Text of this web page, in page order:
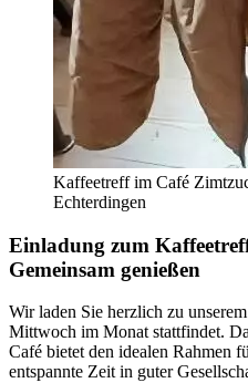
Kaffeetreff im Café
Echterdingen
Einladung zum
Gemeinsam genießen
Wir laden Sie herzlich zu
Mittwoch im Monat stattfindet.
Café bietet den idealen Rahmen
entspannte Zeit in guter